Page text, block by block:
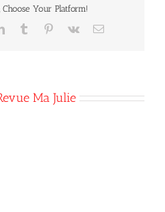
qu’Il
ne
te
Your Platform!
LinkedInTumblr Pinterest
Vk Courriel
Ma Julie